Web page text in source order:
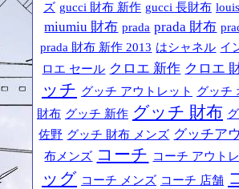
ズ gucci 財布 新作 gucci 長財布
miumiu 財布 prada prada 財布
prada 財布 新作 2013 はシャネル イ
ロエ セール クロエ 新作 クロエ
ッチ グッチ アウトレット グッチ
財布 グッチ 新作 グッチ 財布
佐野 グッチ 財布 メンズ グッチア
布メンズ コーチ コーチ アウト
ッグ コーチ メンズ コーチ 店舗